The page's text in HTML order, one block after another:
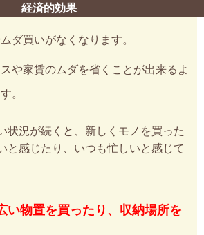
経済的効果
ダ買いがなくなります。
や家賃のムダを省くことが出来るよ
。
状況が続くと、新しくモノを買った
と感じたり、いつも忙しいと感じて
い物置を買ったり、収納場所を